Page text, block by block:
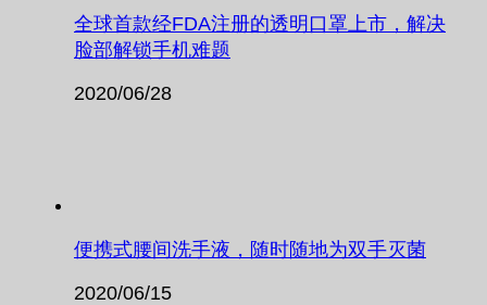
全球首款经FDA注册的透明口罩上市，解决
脸部解锁手机难题
2020/06/28
便携式腰间洗手液，随时随地为双手灭菌
2020/06/15